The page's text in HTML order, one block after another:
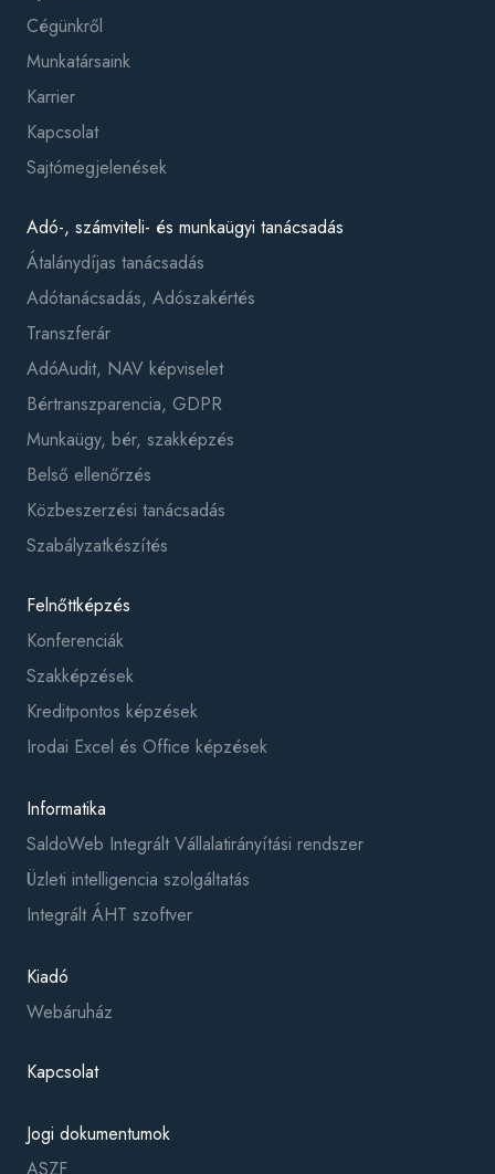
Cégünkről
Munkatársaink
Karrier
Kapcsolat
Sajtómegjelenések
Adó-, számviteli- és munkaügyi tanácsadás
Átalánydíjas tanácsadás
Adótanácsadás, Adószakértés
Transzferár
AdóAudit, NAV képviselet
Bértranszparencia, GDPR
Munkaügy, bér, szakképzés
Belső ellenőrzés
Közbeszerzési tanácsadás
Szabályzatkészítés
Felnőttképzés
Konferenciák
Szakképzések
Kreditpontos képzések
Irodai Excel és Office képzések
Informatika
SaldoWeb Integrált Vállalatirányítási rendszer
Üzleti intelligencia szolgáltatás
Integrált ÁHT szoftver
Kiadó
Webáruház
Kapcsolat
Jogi dokumentumok